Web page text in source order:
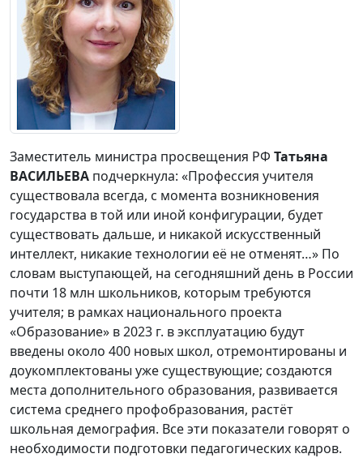
Заместитель министра просвещения РФ Татьяна
ВАСИЛЬЕВА подчеркнула: «Профессия учителя
существовала всегда, с момента возникновения
государства в той или иной конфигурации, будет
существовать дальше, и никакой искусственный
интеллект, никакие технологии её не отменят…» По
словам выступающей, на сегодняшний день в России
почти 18 млн школьников, которым требуются
учителя; в рамках национального проекта
«Образование» в 2023 г. в эксплуатацию будут
введены около 400 новых школ, отремонтированы и
доукомплектованы уже существующие; создаются
места дополнительного образования, развивается
система среднего профобразования, растёт
школьная демография. Все эти показатели говорят о
необходимости подготовки педагогических кадров.